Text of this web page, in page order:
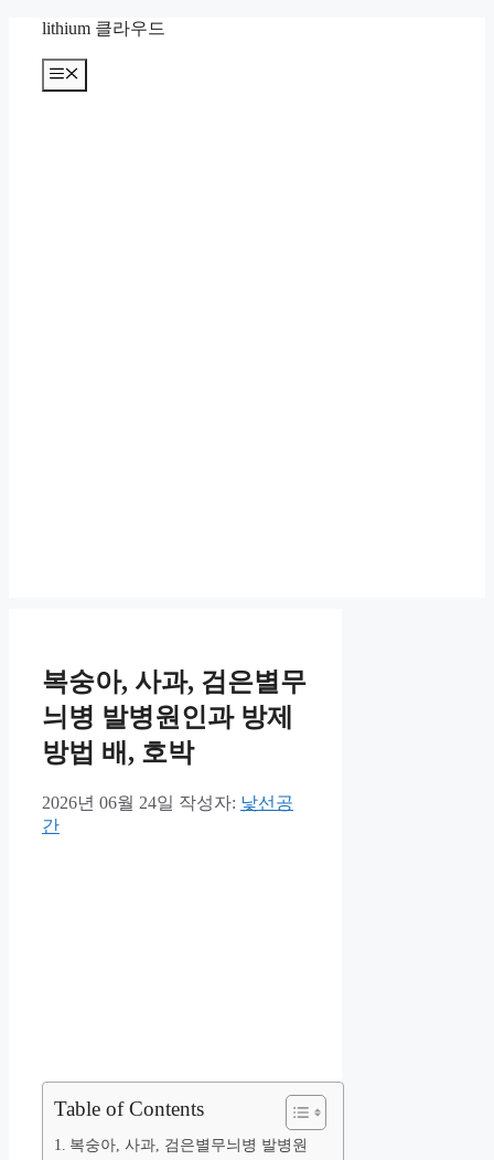
lithium 클라우드
메
뉴
복숭아, 사과, 검은별무
늬병 발병원인과 방제
방법 배, 호박
2026년 06월 24일 작성자: 낯선공
간
Table of Contents
복숭아, 사과, 검은별무늬병 발병원